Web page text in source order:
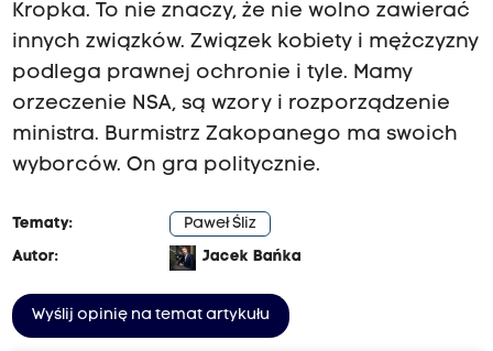
Kropka. To nie znaczy, że nie wolno zawierać
innych związków. Związek kobiety i mężczyzny
podlega prawnej ochronie i tyle. Mamy
orzeczenie NSA, są wzory i rozporządzenie
ministra. Burmistrz Zakopanego ma swoich
wyborców. On gra politycznie.
Tematy:
Paweł Śliz
Autor:
Jacek Bańka
Wyślij opinię na temat artykułu